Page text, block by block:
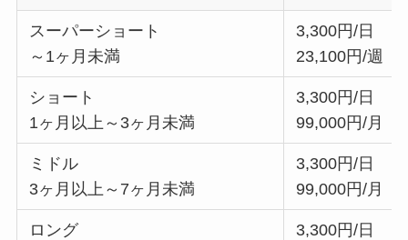
スーパーショート
～1ヶ月未満
3,300円/日
23,100円/週
ショート
1ヶ月以上～3ヶ月未満
3,300円/日
99,000円/月
ミドル
3ヶ月以上～7ヶ月未満
3,300円/日
99,000円/月
ロング
3,300円/日